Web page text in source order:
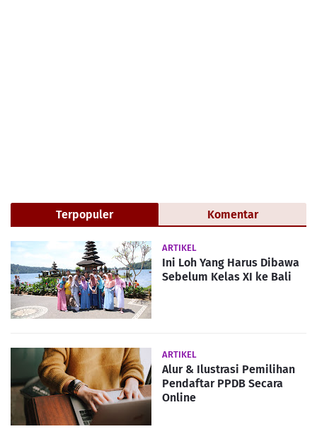
Terpopuler Komentar
ARTIKEL
Ini Loh Yang Harus Dibawa
Sebelum Kelas XI ke Bali
ARTIKEL
Alur & Ilustrasi Pemilihan
Pendaftar PPDB Secara
Online